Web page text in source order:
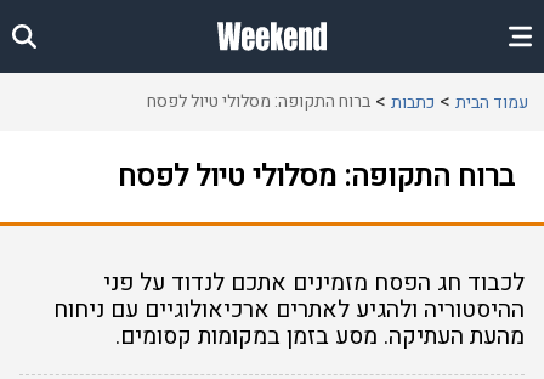
עמוד הבית כתבות ברוח התקופה: מסלולי טיול לפסח
ברוח התקופה: מסלולי טיול לפסח
לכבוד חג הפסח מזמינים אתכם לנדוד על פני
ההיסטוריה ולהגיע לאתרים ארכיאולוגיים עם ניחוח
מהעת העתיקה. מסע בזמן במקומות קסומים.